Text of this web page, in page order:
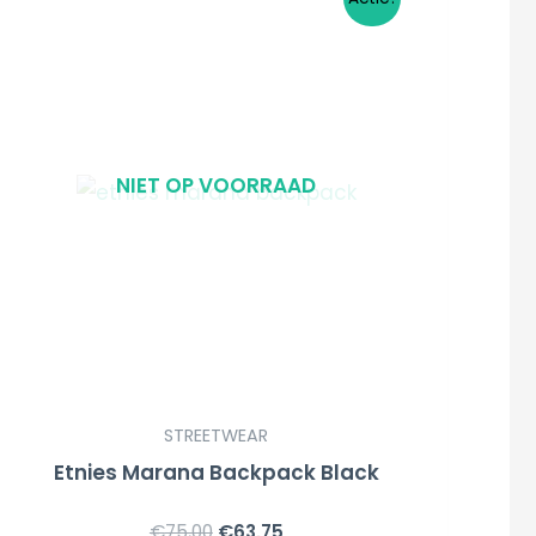
NIET OP VOORRAAD
STREETWEAR
Etnies Marana Backpack Black